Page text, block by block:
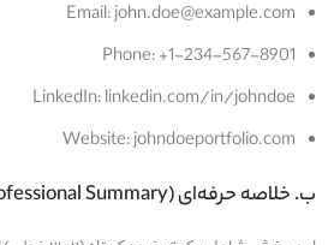
Email: john.doe@example.com
Phone: +1-234-567-8901
LinkedIn: linkedin.com/in/johndoe
Website: johndoeportfolio.com
ب. خلاصه حرفه‌ای (Professional Summary)